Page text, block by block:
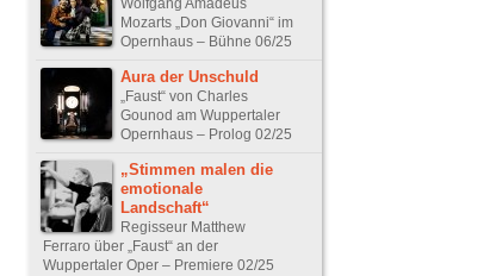
Mozarts „Don Giovanni“ im
Opernhaus – Bühne 06/25
Aura der Unschuld
„Faust“ von Charles
Gounod am Wuppertaler
Opernhaus – Prolog 02/25
„Stimmen malen die
emotionale
Landschaft“
Regisseur Matthew
Ferraro über „Faust“ an der
Wuppertaler Oper – Premiere 02/25